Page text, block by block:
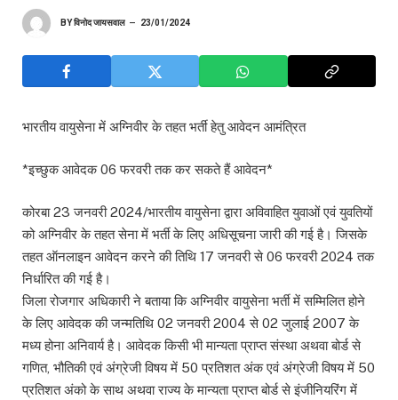
BYविनोद जायसवाल 23/01/2024
भारतीय वायुसेना में अग्निवीर के तहत भर्ती हेतु आवेदन आमंत्रित
*इच्छुक आवेदक 06 फरवरी तक कर सकते हैं आवेदन*
कोरबा 23 जनवरी 2024/भारतीय वायुसेना द्वारा अविवाहित युवाओं एवं युवतियों
को अग्निवीर के तहत सेना में भर्ती के लिए अधिसूचना जारी की गई है। जिसके
तहत ऑनलाइन आवेदन करने की तिथि 17 जनवरी से 06 फरवरी 2024 तक
निर्धारित की गई है।
जिला रोजगार अधिकारी ने बताया कि अग्निवीर वायुसेना भर्ती में सम्मिलित होने
के लिए आवेदक की जन्मतिथि 02 जनवरी 2004 से 02 जुलाई 2007 के
मध्य होना अनिवार्य है। आवेदक किसी भी मान्यता प्राप्त संस्था अथवा बोर्ड से
गणित, भौतिकी एवं अंग्रेजी विषय में 50 प्रतिशत अंक एवं अंग्रेजी विषय में 50
प्रतिशत अंको के साथ अथवा राज्य के मान्यता प्राप्त बोर्ड से इंजीनियरिंग में